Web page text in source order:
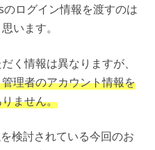
ログイン情報を渡すのは
います。
く情報は異なりますが、
理者のアカウント情報を
ません。
を検討されている今回のお